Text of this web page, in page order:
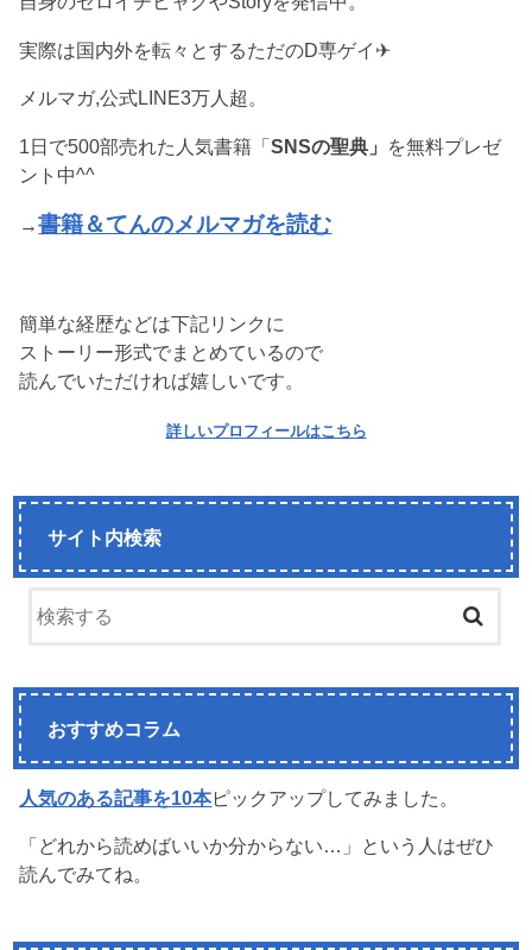
実際は国内外を転々とするただのD専ゲイ✈︎
メルマガ,公式LINE3万人超。
1日で500部売れた人気書籍「SNSの聖典」 を無料プレゼ
ント中^^
→書籍＆てんのメルマガを読む
簡単な経歴などは下記リンクに
ストーリー形式でまとめているので
読んでいただければ嬉しいです。
詳しいプロフィールはこちら
サイト内検索
おすすめコラム
人気のある記事を10本ピックアップしてみました。
「どれから読めばいいか分からない…」という人はぜひ
読んでみてね。